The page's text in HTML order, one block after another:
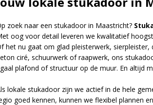
zoek naar een stukadoor in Maastricht?
oog voor detail leveren we kwalitatief
het nu gaat om glad pleisterwerk,
ciré, schuurwerk of raapwerk, ons
plafond of structuur op de muur. En altijd
lokale stukadoor zijn we actief in de hele
goed kennen, kunnen we flexibel plannen